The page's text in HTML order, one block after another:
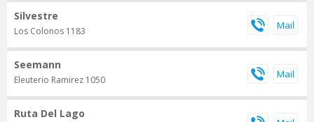
Silvestre
Los Colonos 1183
Seemann
Eleuterio Ramirez 1050
Ruta Del Lago